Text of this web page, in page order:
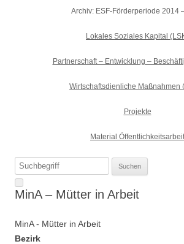
Archiv: ESF-Förderperiode 2014
Lokales Soziales Kapital
Partnerschaft – Entwicklung –
Wirtschaftsdienliche Maßnahmen
Projekte
Material Öffentlichkeitsarbeit
Suchen
nach:
MinA – Mütter in Arbeit
MinA - Mütter in Arbeit
Bezirk